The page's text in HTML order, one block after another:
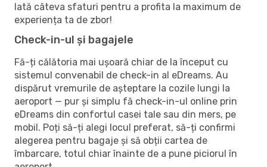
Iată câteva sfaturi pentru a profita la maximum de
experiența ta de zbor!
Check-in-ul și bagajele
Fă-ți călătoria mai ușoară chiar de la început cu
sistemul convenabil de check-in al eDreams. Au
dispărut vremurile de așteptare la cozile lungi la
aeroport — pur și simplu fă check-in-ul online prin
eDreams din confortul casei tale sau din mers, pe
mobil. Poți să-ți alegi locul preferat, să-ți confirmi
alegerea pentru bagaje și să obții cartea de
îmbarcare, totul chiar înainte de a pune piciorul în